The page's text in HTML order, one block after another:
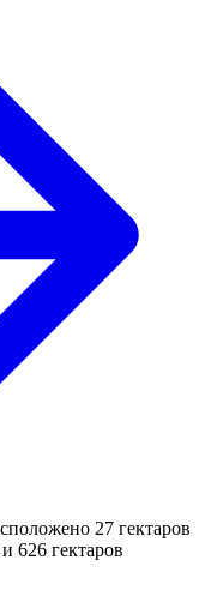
27 гектаров
626 гектаров